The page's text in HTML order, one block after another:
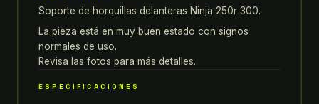
13-
17
300
SOPORTE
Soporte de horquillas delanteras Ninja 250r 300.
La pieza está en muy buen estado con signos
normales de uso.
Revisa las fotos para más detalles.
ESPECIFICACIONES